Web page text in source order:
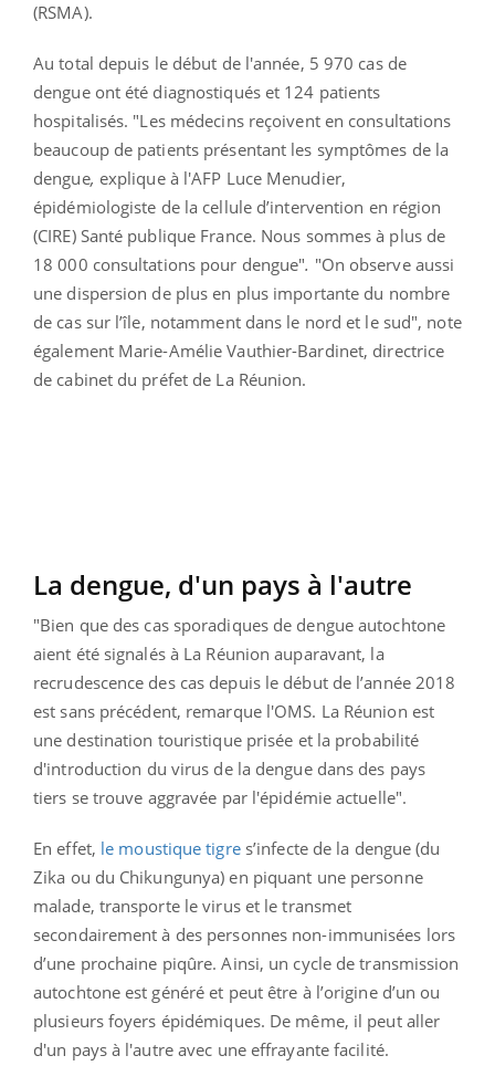
(RSMA).
Au total depuis le début de l'année, 5 970 cas de
dengue ont été diagnostiqués et 124 patients
hospitalisés. "Les médecins reçoivent en consultations
beaucoup de patients présentant les symptômes de la
dengue, explique à l'AFP Luce Menudier,
épidémiologiste de la cellule d’intervention en région
(CIRE) Santé publique France. Nous sommes à plus de
18 000 consultations pour dengue". "On observe aussi
une dispersion de plus en plus importante du nombre
de cas sur l’île, notamment dans le nord et le sud", note
également Marie-Amélie Vauthier-Bardinet, directrice
de cabinet du préfet de La Réunion.
La dengue, d'un pays à l'autre
"Bien que des cas sporadiques de dengue autochtone
aient été signalés à La Réunion auparavant, la
recrudescence des cas depuis le début de l’année 2018
est sans précédent, remarque l'OMS. La Réunion est
une destination touristique prisée et la probabilité
d'introduction du virus de la dengue dans des pays
tiers se trouve aggravée par l'épidémie actuelle".
En effet, le moustique tigres’infecte de la dengue (du
Zika ou du Chikungunya) en piquant une personne
malade, transporte le virus et le transmet
secondairement à des personnes non-immunisées lors
d’une prochaine piqûre. Ainsi, un cycle de transmission
autochtone est généré et peut être à l’origine d’un ou
plusieurs foyers épidémiques. De même, il peut aller
d'un pays à l'autre avec une effrayante facilité.